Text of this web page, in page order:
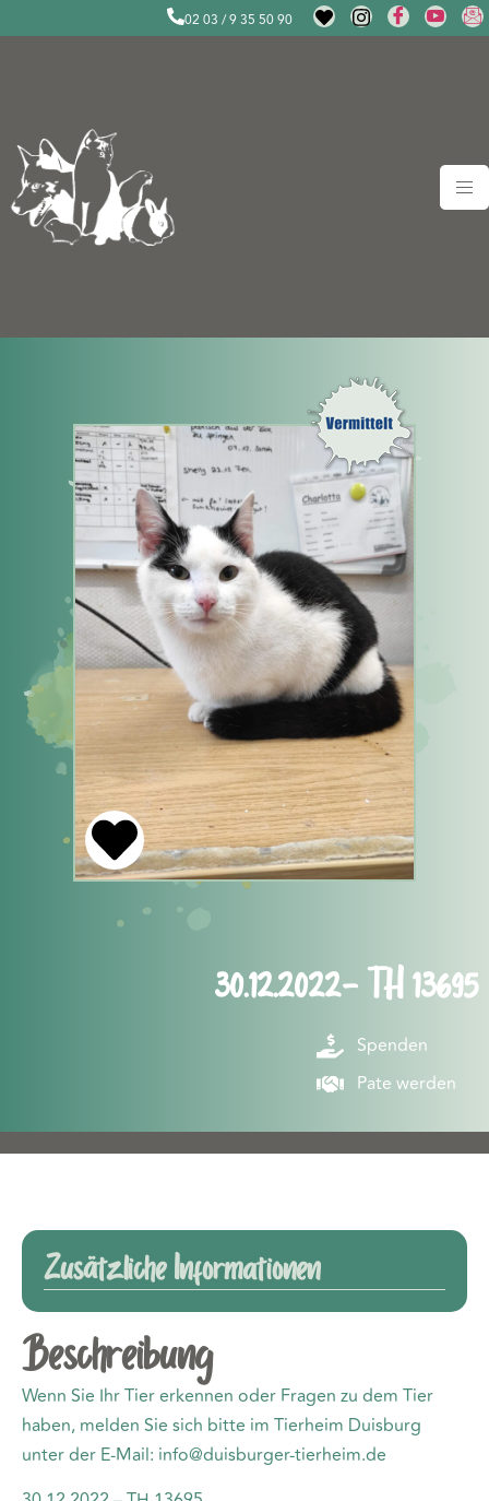
02 03 / 9 35 50 90
30.12.2022- TH 13695
Spenden
Pate werden
Zusätzliche Informationen
Beschreibung
Wenn Sie Ihr Tier erkennen oder Fragen zu dem Tier
haben, melden Sie sich bitte im Tierheim Duisburg
unter der E-Mail: info@duisburger-tierheim.de